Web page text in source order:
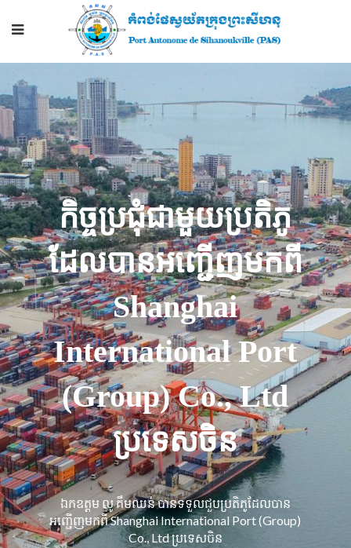
កិច្ច​ប្រជុំ​ជា​មួយ​ប្រតិភូ​
ដែល​បាន​អញ្ជើញ​មកពី​
Shanghai
International Port
(Group) Co., Ltd
ប្រទេសចិន
ឯកឧត្តម លូ គឹមឈន់ បាន​ទទួល​ជួប​ប្រតិភូ​ដែល​បាន​
អញ្ជើញ​មកពី​ Shanghai International Port (Group)
Co., Ltd ប្រទេសចិន